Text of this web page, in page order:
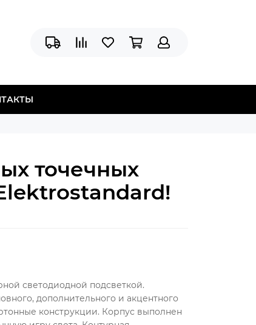
точечных
светодиодной подсветкой.
дополнительного и акцентного
конструкции. Корпус выполнен